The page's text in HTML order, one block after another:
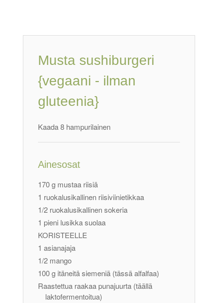
Musta sushiburgeri
{vegaani - ilman
gluteenia}
Kaada 8 hampurilainen
Ainesosat
170 g mustaa riisiä
1 ruokalusikallinen riisiviinietikkaa
1/2 ruokalusikallinen sokeria
1 pieni lusikka suolaa
KORISTEELLE
1 asianajaja
1/2 mango
100 g itäneitä siemeniä (tässä alfalfaa)
Raastettua raakaa punajuurta (täällä
laktofermentoitua)